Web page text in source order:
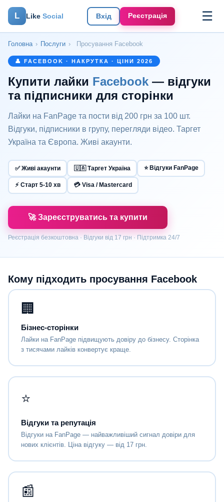
L Like Social Вхід Реєстрація ☰
Головна › Послуги › Просування Facebook
👤 FACEBOOK · НАКРУТКА · ЦІНИ 2026
Купити лайки Facebook — відгуки
та підписники для сторінки
Лайки на FanPage та пости від 200 грн за 100 шт.
Відгуки, підписники в групу, перегляди відео. Таргет
Україна та Європа. Живі акаунти.
✅ Живі акаунти 🇺🇦 Таргет Україна ⭐ Відгуки FanPage
⚡ Старт 5-10 хв 💳 Visa / Mastercard
🚀 Зареєструватись та купити
Реєстрація безкоштовна · Відгуки від 17 грн · Підтримка 24/7
Кому підходить просування Facebook
🏢
Бізнес-сторінки
Лайки на FanPage підвищують довіру до бізнесу. Сторінка
з тисячами лайків конвертує краще.
⭐
Відгуки та репутація
Відгуки на FanPage — найважливіший сигнал довіри для
нових клієнтів. Ціна відгуку — від 17 грн.
📰